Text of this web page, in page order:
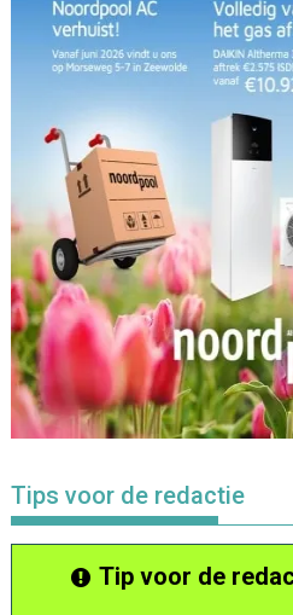
Tips voor de redactie
Tip voor de